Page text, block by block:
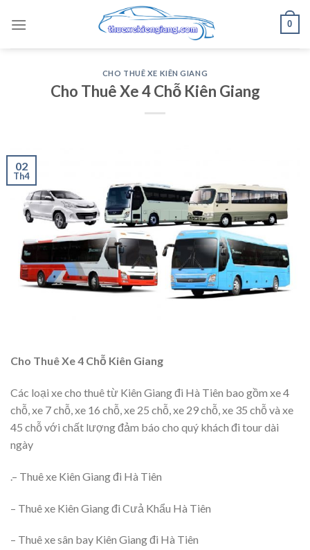
0
CHO THUÊ XE KIÊN GIANG
Cho Thuê Xe 4 Chỗ Kiên Giang
02
Th4
Cho Thuê Xe 4 Chỗ Kiên Giang
Các loại xe cho thuê từ Kiên Giang đi Hà Tiên bao gồm xe 4
chỗ, xe 7 chỗ, xe 16 chỗ, xe 25 chỗ, xe 29 chỗ, xe 35 chỗ và xe
45 chỗ với chất lượng đảm báo cho quý khách đi tour dài
ngày
.– Thuê xe Kiên Giang đi Hà Tiên
– Thuê xe Kiên Giang đi Cưả Khẩu Hà Tiên
– Thuê xe sân bay Kiên Giang đi Hà Tiên